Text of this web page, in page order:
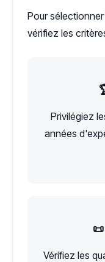
Pour
vérifiez les
Privilégiez
années
Vérifiez les